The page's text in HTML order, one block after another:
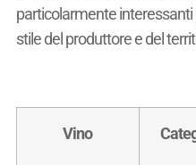
particolarmente
stile del produttore e del
Vino